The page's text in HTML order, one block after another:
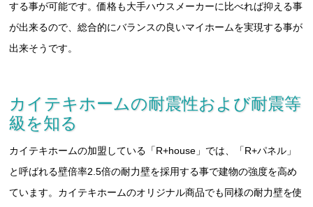
する事が可能です。価格も大手ハウスメーカーに比べれば抑える事
が出来るので、総合的にバランスの良いマイホームを実現する事が
出来そうです。
カイテキホームの耐震性および耐震等
級を知る
カイテキホームの加盟している「R+house」では、「R+パネル」
と呼ばれる壁倍率2.5倍の耐力壁を採用する事で建物の強度を高め
ています。カイテキホームのオリジナル商品でも同様の耐力壁を使